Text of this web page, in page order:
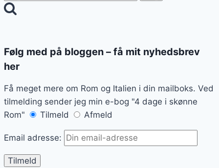
efter:
Følg med på bloggen – få mit nyhedsbrev
her
Få meget mere om Rom og Italien i din mailboks. Ved
tilmelding sender jeg min e-bog "4 dage i skønne
Rom"
Tilmeld Afmeld
Email adresse: